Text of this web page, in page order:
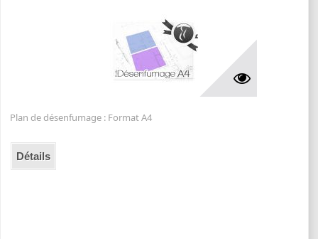
Plan de désenfumage : Format A4
Détails